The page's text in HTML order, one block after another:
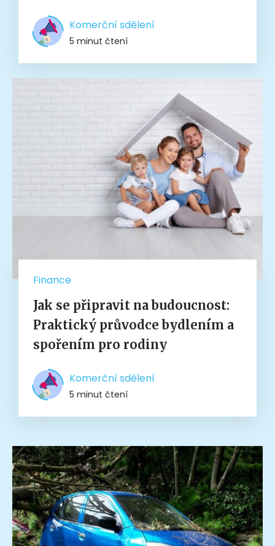
Komerční sdělení
5 minut čtení
Finance
Jak se připravit na budoucnost:
Praktický průvodce bydlením a
spořením pro rodiny
Komerční sdělení
5 minut čtení